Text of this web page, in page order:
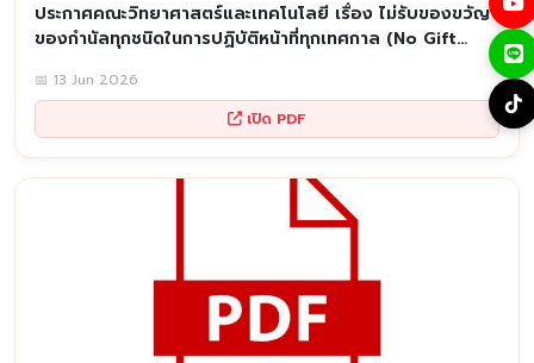
ประกาศคณะวิทยาศาสตร์และเทคโนโลยี เรื่อง ไม่รับของขวัญ
ของกำนัลทุกชนิดในการปฏิบัติหน้าที่ทุกเทศกาล (No Gift
📅 13 Jun 2026
เปิด PDF